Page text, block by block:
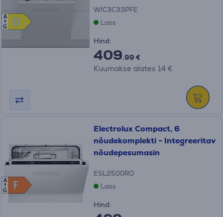
D
D
A
G
WIC3C33PFE
Laos
Hind:
409.99 €
Kuumakse alates 14 €
F
F
A
G
Electrolux Compact, 6
nõudekomplekti - Integreeritav
nõudepesumasin
ESL2500RO
Laos
Hind: